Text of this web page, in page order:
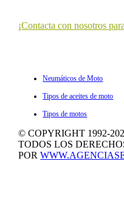
¡Contacta con nosotros
Neumáticos de Moto
Tipos de aceites de moto
Tipos de motos
© COPYRIGHT 1992-
TODOS LOS
POR